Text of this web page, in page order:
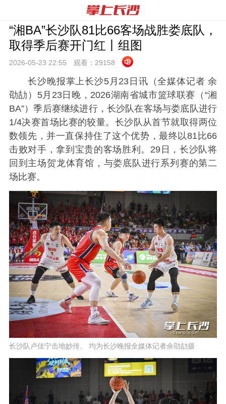
“湘BA”长沙队81比66客场战胜娄底队，
取得季后赛开门红丨组图
2026-05-23 22:55 观看： 29158
长沙晚报掌上长沙5月23日讯（全媒体记者 余
劭劼）5月23日晚，2026湖南省城市篮球联赛（“湘
BA”）季后赛继续进行，长沙队在客场与娄底队进行
1/4决赛首场比赛的较量。长沙队从首节就取得两位
数领先，并一直保持住了这个优势，最终以81比66
击败对手，拿到宝贵的客场胜利。29日，长沙队将
回到主场贺龙体育馆，与娄底队进行系列赛的第二
场比赛。
长沙队卢佳宁击地妙传。 均为长沙晚报全媒体记者余劭劼摄